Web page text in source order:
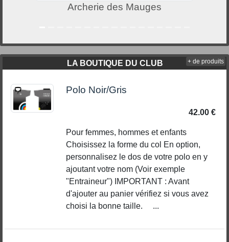
Archerie des Mauges
LA BOUTIQUE DU CLUB
Polo Noir/Gris
42.00 €
Pour femmes, hommes et enfants
Choisissez la forme du col En option,
personnalisez le dos de votre polo en y
ajoutant votre nom (Voir exemple
"Entraineur") IMPORTANT : Avant
d'ajouter au panier vérifiez si vous avez
choisi la bonne taille. ...
+ de produits